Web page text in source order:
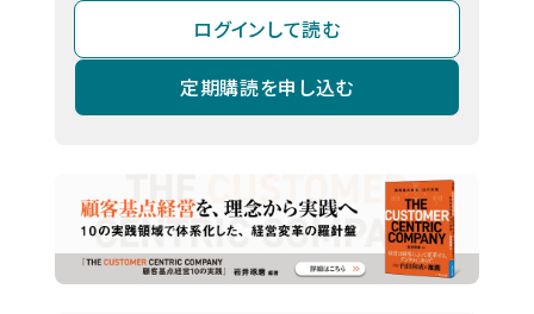
ログインして読む
定期購読を申し込む